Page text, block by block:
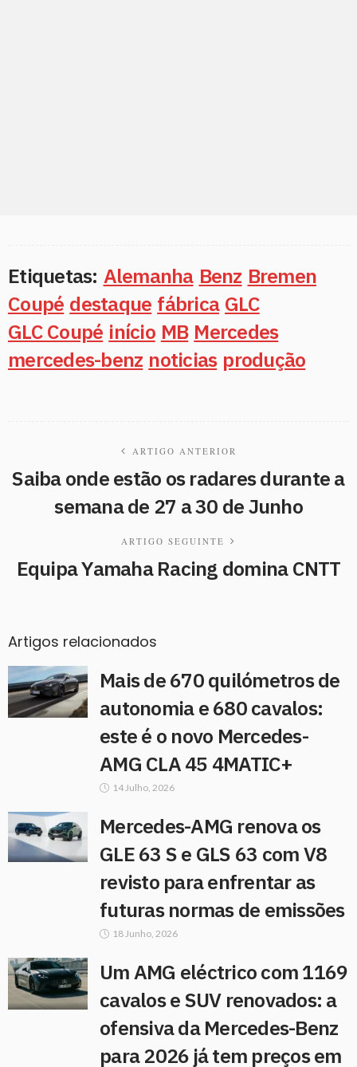
Etiquetas: Alemanha Benz Bremen
Coupé destaque fábrica GLC
GLC Coupé início MB Mercedes
mercedes-benz noticias produção
ARTIGO ANTERIOR
Saiba onde estão os radares durante a
semana de 27 a 30 de Junho
ARTIGO SEGUINTE
Equipa Yamaha Racing domina CNTT
Artigos relacionados
Mais de 670 quilómetros de
autonomia e 680 cavalos:
este é o novo Mercedes-
AMG CLA 45 4MATIC+
14 Julho, 2026
Mercedes-AMG renova os
GLE 63 S e GLS 63 com V8
revisto para enfrentar as
futuras normas de emissões
18 Junho, 2026
Um AMG eléctrico com 1169
cavalos e SUV renovados: a
ofensiva da Mercedes-Benz
para 2026 já tem preços em